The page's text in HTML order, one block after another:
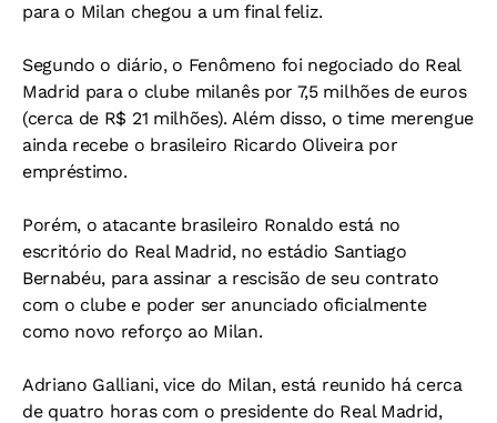
para o Milan chegou a um final feliz.
Segundo o diário, o Fenômeno foi negociado do Real
Madrid para o clube milanês por 7,5 milhões de euros
(cerca de R$ 21 milhões). Além disso, o time merengue
ainda recebe o brasileiro Ricardo Oliveira por
empréstimo.
Porém, o atacante brasileiro Ronaldo está no
escritório do Real Madrid, no estádio Santiago
Bernabéu, para assinar a rescisão de seu contrato
com o clube e poder ser anunciado oficialmente
como novo reforço ao Milan.
Adriano Galliani, vice do Milan, está reunido há cerca
de quatro horas com o presidente do Real Madrid,